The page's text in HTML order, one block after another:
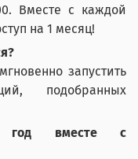
Вместе с каждой
на 1 месяц!
запустить
подобранных
год вместе с